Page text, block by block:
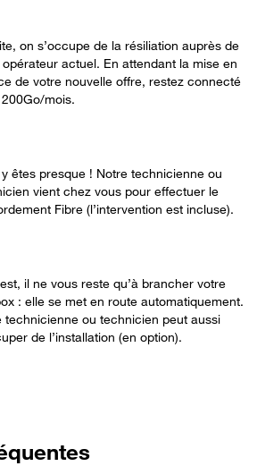
on s’occupe de la résiliation auprès de
actuel. En attendant la mise en
de votre nouvelle offre, restez connecté
mois.
y êtes presque ! Notre technicienne ou
vient chez vous pour effectuer le
Fibre (l’intervention est incluse).
il ne vous reste qu’à brancher votre
: elle se met en route automatiquement.
technicienne ou technicien peut aussi
de l’installation (en option).